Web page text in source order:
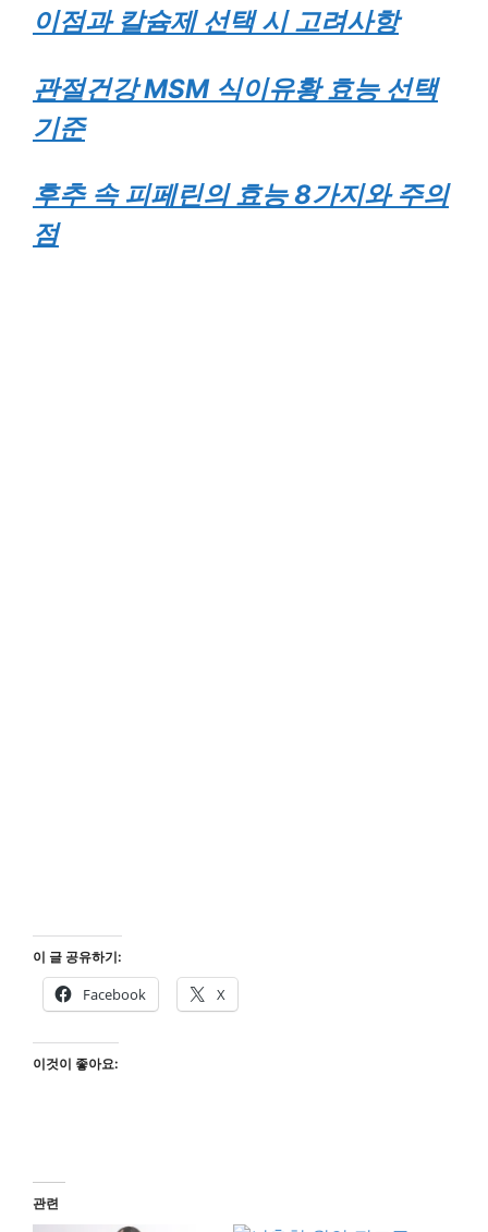
이점과 칼슘제 선택 시 고려사항
관절건강 MSM 식이유황 효능 선택
기준
후추 속 피페린의 효능 8가지와 주의
점
이 글 공유하기:
Facebook X
이것이 좋아요:
관련